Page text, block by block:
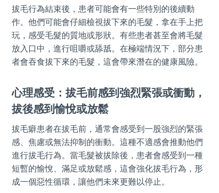
拔毛行為結束後，患者可能會有一些特別的後續動
作。他們可能會仔細檢視拔下來的毛髮，拿在手上把
玩，感受毛髮的質地或形狀。有些患者甚至會將毛髮
放入口中，進行咀嚼或舔舐。在極端情況下，部分患
者會吞食拔下來的毛髮，這會帶來潛在的健康風險。
心理感受：拔毛前感到強烈緊張或衝動，
拔後感到愉悅或放鬆
拔毛癖患者在拔毛前，通常會感受到一股強烈的緊張
感、焦慮或無法抑制的衝動。這種不適感會推動他們
進行拔毛行為。當毛髮被拔除後，患者會感受到一種
短暫的愉悅、滿足或放鬆感，這會強化拔毛行為，形
成一個惡性循環，讓他們未來更難以停止。